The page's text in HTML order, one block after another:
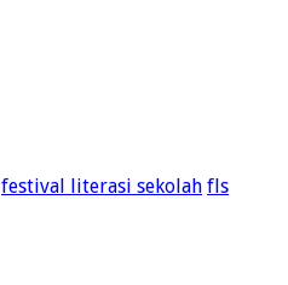
festival literasi sekolah fls